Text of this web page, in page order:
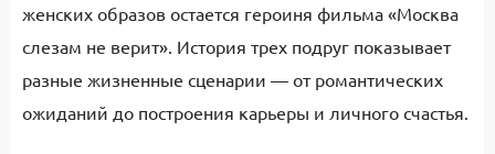
женских образов остается героиня фильма «Москва
слезам не верит». История трех подруг показывает
разные жизненные сценарии — от романтических
ожиданий до построения карьеры и личного счастья.